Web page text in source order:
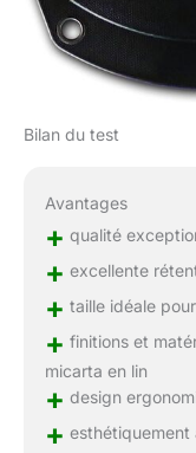
Bilan du test
Avantages
+ qualité
+ excellente
+ taille idéale
+ finitions et
micarta en lin
+ design
+ esthétiquement